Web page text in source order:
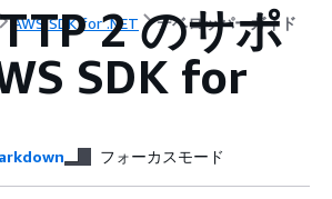
AWS SDK for .NET デベロッパーガイド
2 のサポ
SDK for
フォーカスモード